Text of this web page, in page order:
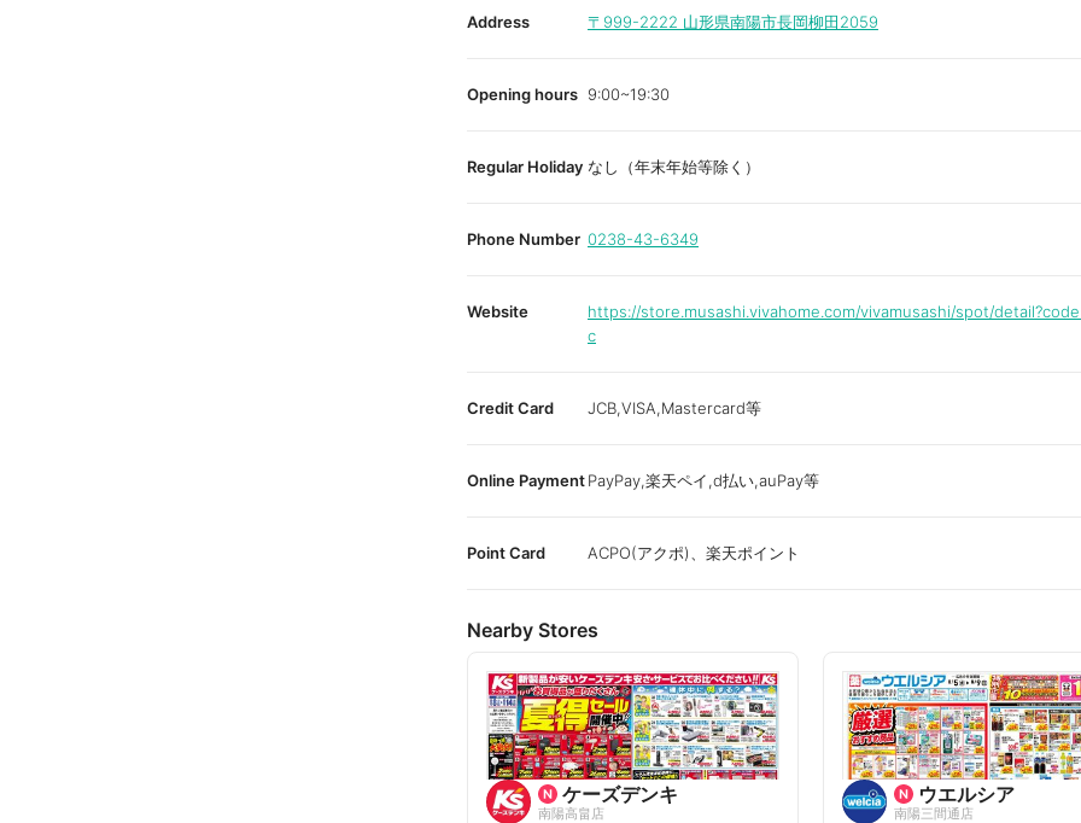
Address 〒999-2222 山形県南陽市長岡柳田2059
Opening hours 9:00~19:30
Regular Holiday なし（年末年始等除く）
Phone Number 0238-43-6349
Website
https://store.musashi.vivahome.com/vivamusashi/spot/
c
Credit Card JCB,VISA,Mastercard等
Online PaymentPayPay,楽天ペイ,d払い,auPay等
Point Card ACPO(アクポ)、楽天ポイント
Nearby Stores
ケーズデンキ
南陽高畠店
ウエルシア
南陽三間通店